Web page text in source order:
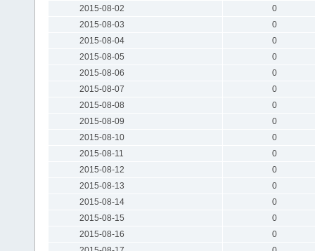
2015-08-02
0
2015-08-03
0
2015-08-04
0
2015-08-05
0
2015-08-06
0
2015-08-07
0
2015-08-08
0
2015-08-09
0
2015-08-10
0
2015-08-11
0
2015-08-12
0
2015-08-13
0
2015-08-14
0
2015-08-15
0
2015-08-16
0